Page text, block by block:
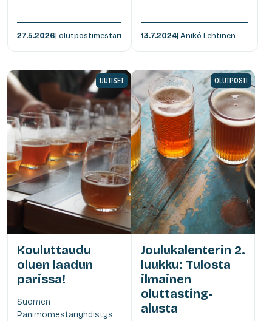
27.5.2026| olutpostimestari 13.7.2024| Anikó Lehtinen
UUTISET
Kouluttaudu
oluen laadun
parissa!
Suomen
Panimomestariyhdistys
OLUTPOSTI
Joulukalenterin 2.
luukku: Tulosta
ilmainen
oluttasting-
alusta